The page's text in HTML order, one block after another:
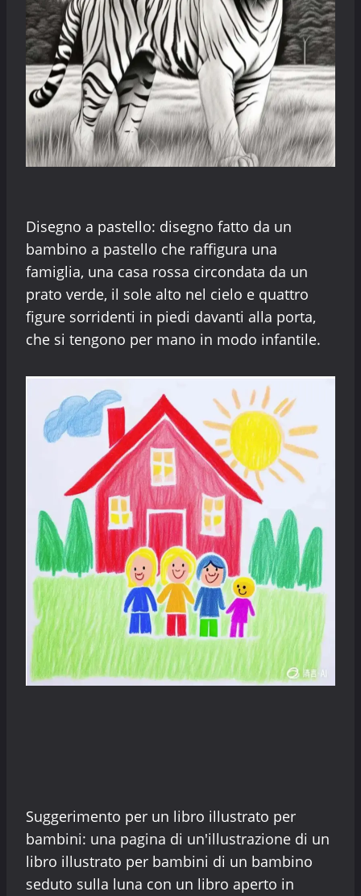
Disegno a pastello: disegno fatto da un
bambino a pastello che raffigura una
famiglia, una casa rossa circondata da un
prato verde, il sole alto nel cielo e quattro
figure sorridenti in piedi davanti alla porta,
che si tengono per mano in modo infantile.
Suggerimento per un libro illustrato per
bambini: una pagina di un'illustrazione di un
libro illustrato per bambini di un bambino
seduto sulla luna con un libro aperto in